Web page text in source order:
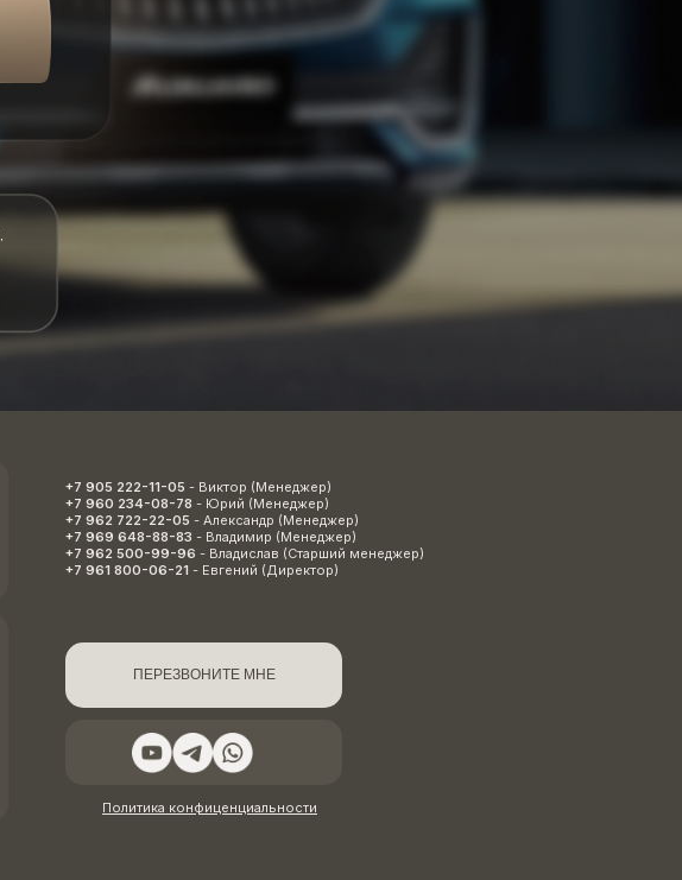
Политика конфиценциальности
+7 905 222-11-05 - Виктор (Менеджер)
+7 960 234-08-78 - Юрий (Менеджер)
+7 962 722-22-05 - Александр (Менеджер)
+7 969 648-88-83 - Владимир (Менеджер)
+7 962 500-99-96 - Владислав (Старший менеджер)
+7 961 800-06-21 - Евгений (Директор)
ПЕРЕЗВОНИТЕ МНЕ